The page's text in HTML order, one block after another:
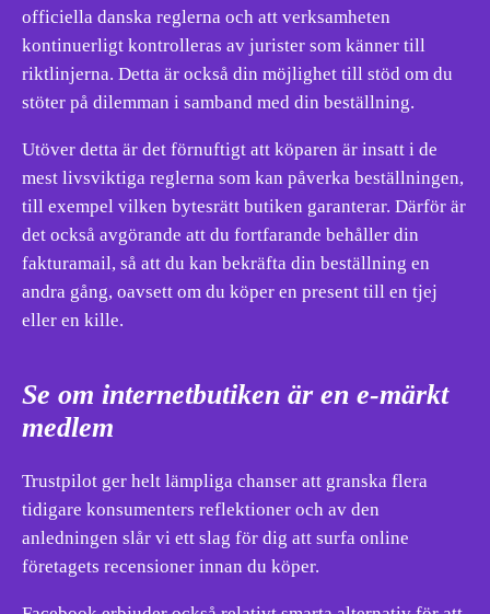
officiella danska reglerna och att verksamheten
kontinuerligt kontrolleras av jurister som känner till
riktlinjerna. Detta är också din möjlighet till stöd om du
stöter på dilemman i samband med din beställning.
Utöver detta är det förnuftigt att köparen är insatt i de
mest livsviktiga reglerna som kan påverka beställningen,
till exempel vilken bytesrätt butiken garanterar. Därför är
det också avgörande att du fortfarande behåller din
fakturamail, så att du kan bekräfta din beställning en
andra gång, oavsett om du köper en present till en tjej
eller en kille.
Se om internetbutiken är en e-märkt
medlem
Trustpilot ger helt lämpliga chanser att granska flera
tidigare konsumenters reflektioner och av den
anledningen slår vi ett slag för dig att surfa online
företagets recensioner innan du köper.